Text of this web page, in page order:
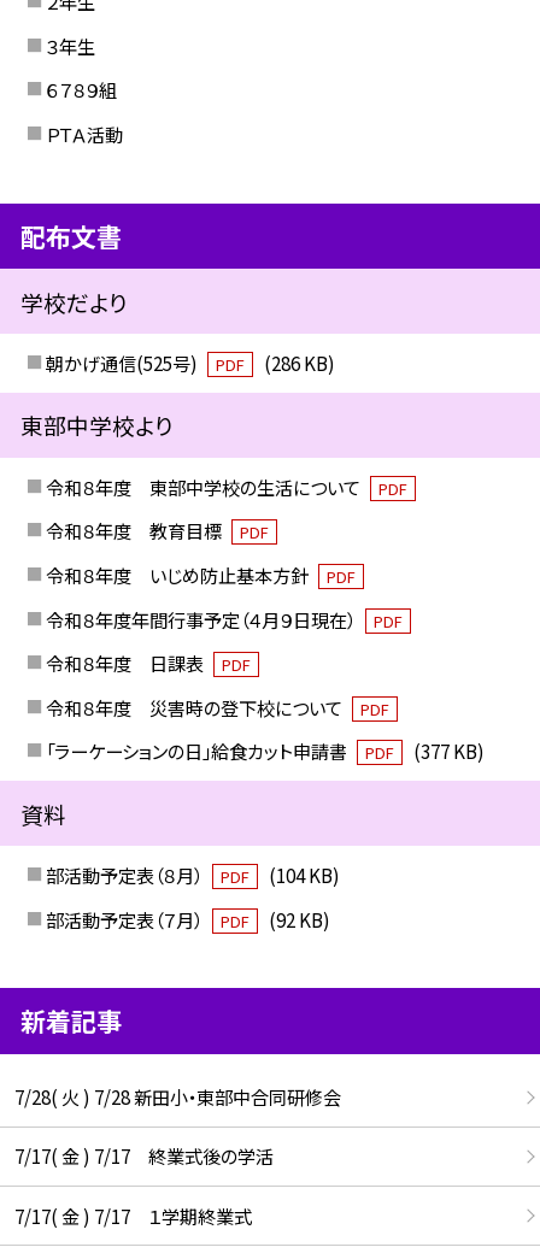
３年生
６７８９組
ＰＴＡ活動
配布文書
学校だより
朝かげ通信(525号) PDF (286 KB)
東部中学校より
令和８年度 東部中学校の生活について PDF
令和８年度 教育目標 PDF
令和８年度 いじめ防止基本方針 PDF
令和８年度年間行事予定（４月９日現在） PDF
令和８年度 日課表 PDF
令和８年度 災害時の登下校について PDF
「ラーケーションの日」給食カット申請書 PDF (377 KB)
資料
部活動予定表（８月） PDF
(104 KB)
部活動予定表（７月）
PDF (92 KB)
新着記事
7/28( 火 ) 7/28 新田小・東部中合同研修会
7/17( 金 ) 7/17 終業式後の学活
7/17( 金 ) 7/17 １学期終業式